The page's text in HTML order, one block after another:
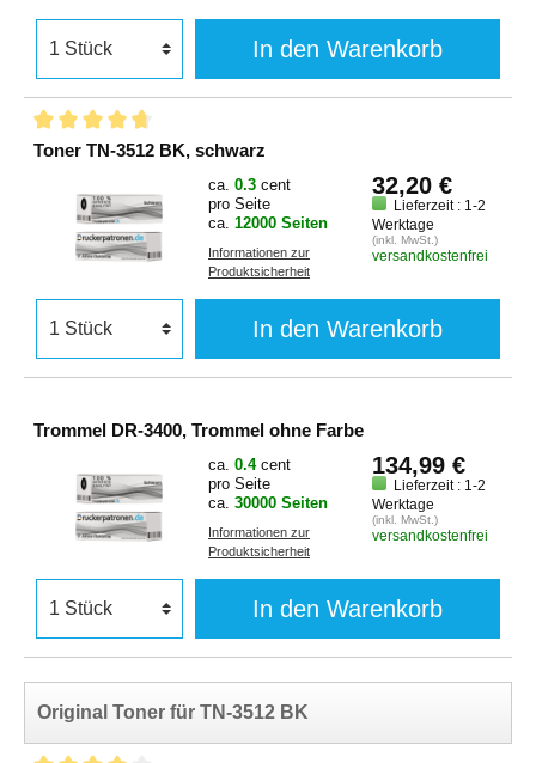
In den Warenkorb
Toner TN-3512 BK, schwarz
ca. 0.3 cent
pro Seite
ca. 12000 Seiten
Informationen zur
Produktsicherheit
32,20 €
Lieferzeit : 1-2
Werktage
(inkl. MwSt.)
versandkostenfrei
In den Warenkorb
Trommel DR-3400, Trommel ohne Farbe
ca. 0.4 cent
pro Seite
ca. 30000 Seiten
Informationen zur
Produktsicherheit
134,99 €
Lieferzeit : 1-2
Werktage
(inkl. MwSt.)
versandkostenfrei
In den Warenkorb
Original Toner für TN-3512 BK